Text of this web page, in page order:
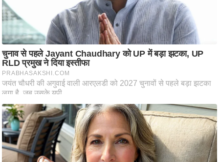
हि
मा
/
ध
र्म
स्थ
ल
व्र
त
त्यो
हा
र